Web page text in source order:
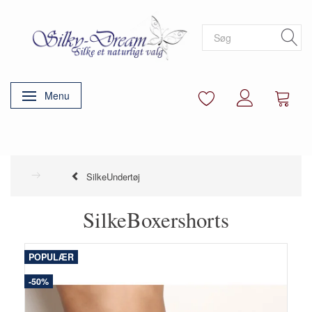
Skifte navigation
Menu
SilkeUndertøj
SilkeBoxershorts
POPULÆR
-50%